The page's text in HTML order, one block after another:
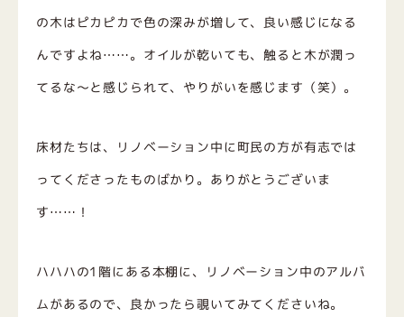
の木はピカピカで色の深みが増して、良い感じになる
んですよね……。オイルが乾いても、触ると木が潤っ
てるな～と感じられて、やりがいを感じます（笑）。
床材たちは、リノベーション中に町民の方が有志では
ってくださったものばかり。ありがとうございま
す……！
ハハハの1階にある本棚に、リノベーション中のアルバ
ムがあるので、良かったら覗いてみてくださいね。